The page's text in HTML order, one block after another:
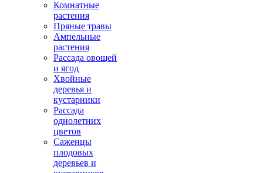
Комнатные
растения
Пряные травы
Ампельные
растения
Рассада овощей
и ягод
Хвойные
деревья и
кустарники
Рассада
однолетних
цветов
Саженцы
плодовых
деревьев и